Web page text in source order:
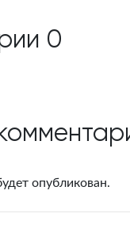
0
опубликован.